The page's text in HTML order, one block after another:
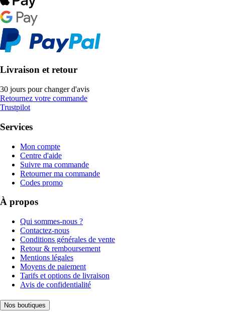
Livraison et retour
30 jours pour changer d'avis
Retournez votre commande
Trustpilot
Services
Mon compte
Centre d'aide
Suivre ma commande
Retourner ma commande
Codes promo
À propos
Qui sommes-nous ?
Contactez-nous
Conditions générales de vente
Retour & remboursement
Mentions légales
Moyens de paiement
Tarifs et options de livraison
Avis de confidentialité
Nos boutiques